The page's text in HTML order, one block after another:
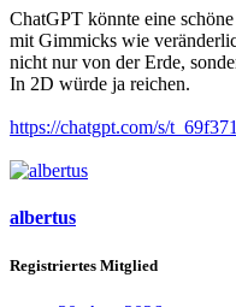
ChatGPT könnte eine
mit Gimmicks wie
nicht nur von der Erde,
In 2D würde ja reichen.
https://chatgpt.com/s/
albertus
Registriertes Mitglied